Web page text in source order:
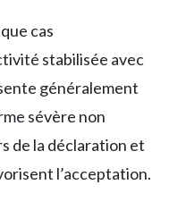
cas
stabilisée avec
généralement
sévère non
de la déclaration et
l’acceptation.